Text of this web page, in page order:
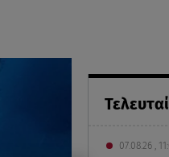
07.08.26 ,